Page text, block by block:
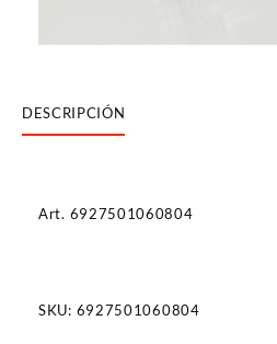
DESCRIPCIÓN
Art. 6927501060804
SKU: 6927501060804